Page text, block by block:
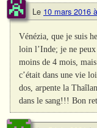
Le 10 mars 2016
Vénézia, que je suis
loin l’Inde; je ne
moins de 4 mois,
c’était dans une
dos, arpente la
dans le sang!!! Bon